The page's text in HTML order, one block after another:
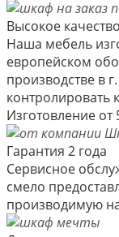
Высокое качество
Наша мебель
европейском
производстве в
контролировать
Изготовление от
Гарантия 2 года
Сервисное
смело
производимую